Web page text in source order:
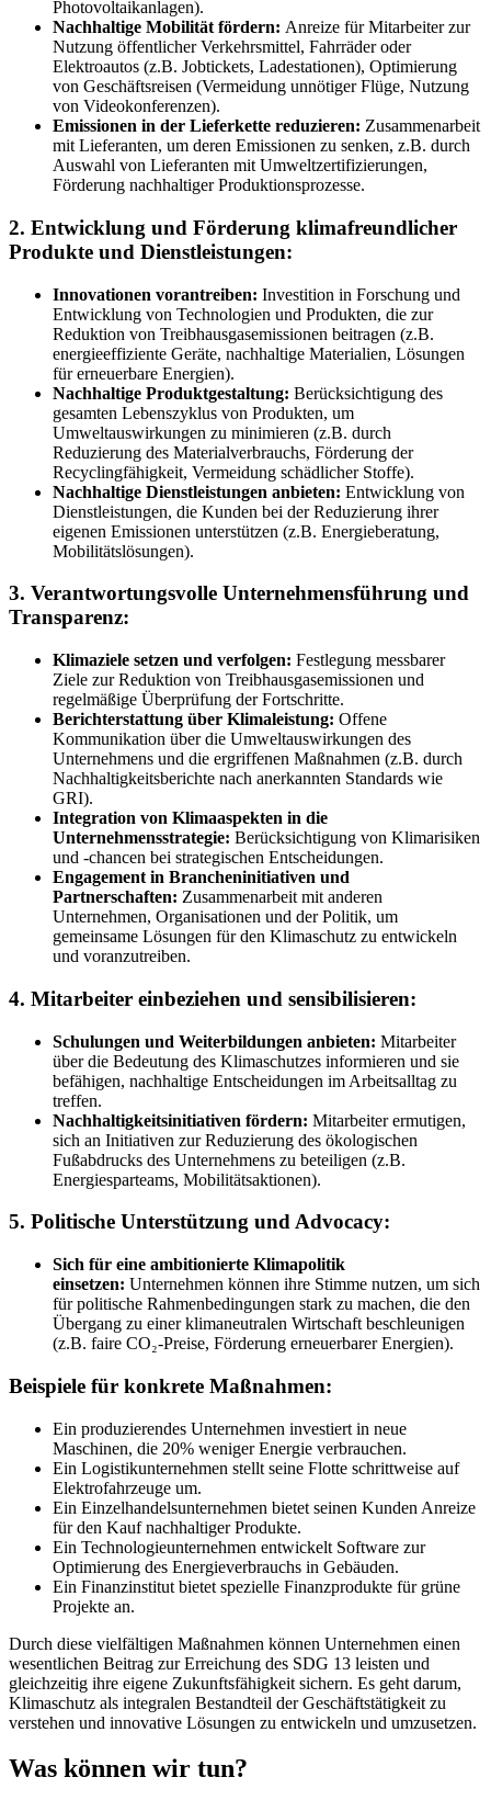
Photovoltaikanlagen).
Nachhaltige Mobilität fördern: Anreize für Mitarbeiter zur
Nutzung öffentlicher Verkehrsmittel, Fahrräder oder
Elektroautos (z.B. Jobtickets, Ladestationen), Optimierung
von Geschäftsreisen (Vermeidung unnötiger Flüge, Nutzung
von Videokonferenzen).
Emissionen in der Lieferkette reduzieren: Zusammenarbeit
mit Lieferanten, um deren Emissionen zu senken, z.B. durch
Auswahl von Lieferanten mit Umweltzertifizierungen,
Förderung nachhaltiger Produktionsprozesse.
2. Entwicklung und Förderung klimafreundlicher
Produkte und Dienstleistungen:
Innovationen vorantreiben: Investition in Forschung und
Entwicklung von Technologien und Produkten, die zur
Reduktion von Treibhausgasemissionen beitragen (z.B.
energieeffiziente Geräte, nachhaltige Materialien, Lösungen
für erneuerbare Energien).
Nachhaltige Produktgestaltung: Berücksichtigung des
gesamten Lebenszyklus von Produkten, um
Umweltauswirkungen zu minimieren (z.B. durch
Reduzierung des Materialverbrauchs, Förderung der
Recyclingfähigkeit, Vermeidung schädlicher Stoffe).
Nachhaltige Dienstleistungen anbieten: Entwicklung von
Dienstleistungen, die Kunden bei der Reduzierung ihrer
eigenen Emissionen unterstützen (z.B. Energieberatung,
Mobilitätslösungen).
3. Verantwortungsvolle Unternehmensführung und
Transparenz:
Klimaziele setzen und verfolgen: Festlegung messbarer
Ziele zur Reduktion von Treibhausgasemissionen und
regelmäßige Überprüfung der Fortschritte.
Berichterstattung über Klimaleistung: Offene
Kommunikation über die Umweltauswirkungen des
Unternehmens und die ergriffenen Maßnahmen (z.B. durch
Nachhaltigkeitsberichte nach anerkannten Standards wie
GRI).
Integration von Klimaaspekten in die
Unternehmensstrategie: Berücksichtigung von Klimarisiken
und -chancen bei strategischen Entscheidungen.
Engagement in Brancheninitiativen und
Partnerschaften: Zusammenarbeit mit anderen
Unternehmen, Organisationen und der Politik, um
gemeinsame Lösungen für den Klimaschutz zu entwickeln
und voranzutreiben.
4. Mitarbeiter einbeziehen und sensibilisieren:
Schulungen und Weiterbildungen anbieten: Mitarbeiter
über die Bedeutung des Klimaschutzes informieren und sie
befähigen, nachhaltige Entscheidungen im Arbeitsalltag zu
treffen.
Nachhaltigkeitsinitiativen fördern: Mitarbeiter ermutigen,
sich an Initiativen zur Reduzierung des ökologischen
Fußabdrucks des Unternehmens zu beteiligen (z.B.
Energiesparteams, Mobilitätsaktionen).
5. Politische Unterstützung und Advocacy:
Sich für eine ambitionierte Klimapolitik
einsetzen: Unternehmen können ihre Stimme nutzen, um sich
für politische Rahmenbedingungen stark zu machen, die den
Übergang zu einer klimaneutralen Wirtschaft beschleunigen
(z.B. faire CO₂-Preise, Förderung erneuerbarer Energien).
Beispiele für konkrete Maßnahmen:
Ein produzierendes Unternehmen investiert in neue
Maschinen, die 20% weniger Energie verbrauchen.
Ein Logistikunternehmen stellt seine Flotte schrittweise auf
Elektrofahrzeuge um.
Ein Einzelhandelsunternehmen bietet seinen Kunden Anreize
für den Kauf nachhaltiger Produkte.
Ein Technologieunternehmen entwickelt Software zur
Optimierung des Energieverbrauchs in Gebäuden.
Ein Finanzinstitut bietet spezielle Finanzprodukte für grüne
Projekte an.
Durch diese vielfältigen Maßnahmen können Unternehmen einen
wesentlichen Beitrag zur Erreichung des SDG 13 leisten und
gleichzeitig ihre eigene Zukunftsfähigkeit sichern. Es geht darum,
Klimaschutz als integralen Bestandteil der Geschäftstätigkeit zu
verstehen und innovative Lösungen zu entwickeln und umzusetzen.
Was können wir tun?